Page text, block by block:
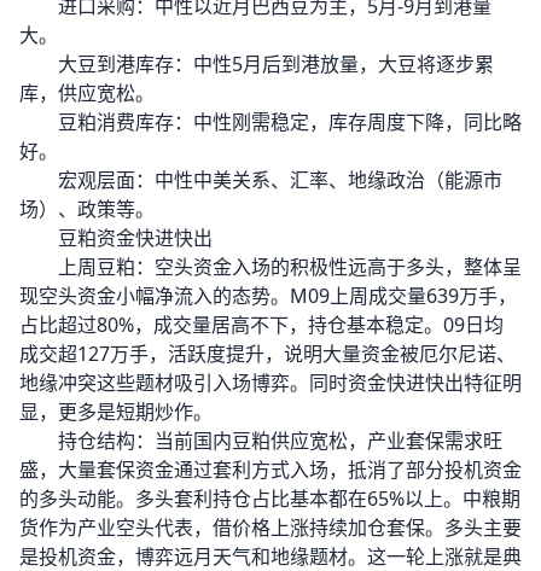
进口采购：中性以近月巴西豆为主，5月-9月到港量
大。
大豆到港库存：中性5月后到港放量，大豆将逐步累
库，供应宽松。
豆粕消费库存：中性刚需稳定，库存周度下降，同比略
好。
宏观层面：中性中美关系、汇率、地缘政治（能源市
场）、政策等。
豆粕资金快进快出
上周豆粕：空头资金入场的积极性远高于多头，整体呈
现空头资金小幅净流入的态势。M09上周成交量639万手，
占比超过80%，成交量居高不下，持仓基本稳定。09日均
成交超127万手，活跃度提升，说明大量资金被厄尔尼诺、
地缘冲突这些题材吸引入场博弈。同时资金快进快出特征明
显，更多是短期炒作。
持仓结构：当前国内豆粕供应宽松，产业套保需求旺
盛，大量套保资金通过套利方式入场，抵消了部分投机资金
的多头动能。多头套利持仓占比基本都在65%以上。中粮期
货作为产业空头代表，借价格上涨持续加仓套保。多头主要
是投机资金，博弈远月天气和地缘题材。这一轮上涨就是典